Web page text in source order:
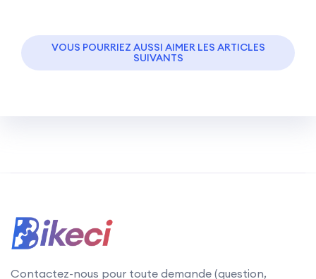
VOUS POURRIEZ AUSSI AIMER LES ARTICLES
SUIVANTS
Contactez-nous pour toute demande (question,